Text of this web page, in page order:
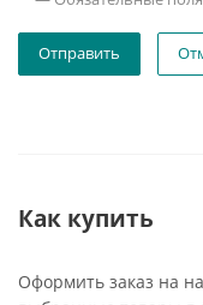
Как купить
Оформить заказ на